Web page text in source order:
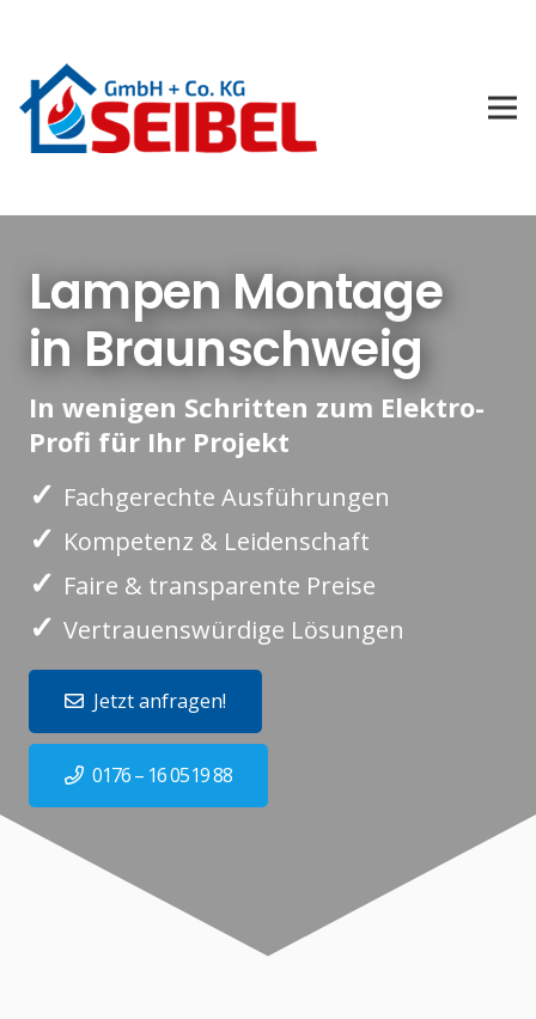
Lampen Montage
in Braunschweig
In wenigen Schritten zum Elektro-
Profi für Ihr Projekt
✓ Fachgerechte Ausführungen
✓ Kompetenz & Leidenschaft
✓ Faire & transparente Preise
✓ Vertrauenswürdige Lösungen
Jetzt anfragen!
0176 – 16 0519 88